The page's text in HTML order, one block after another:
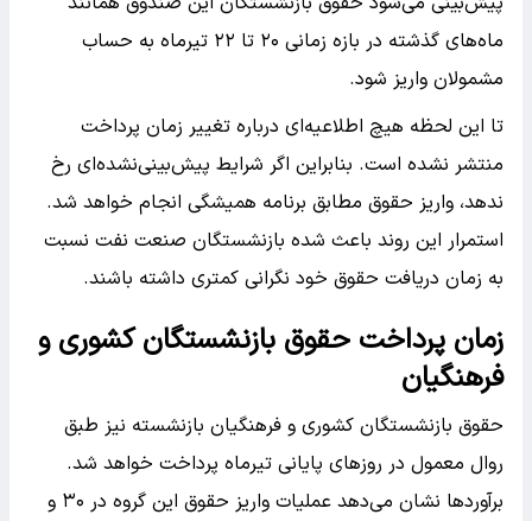
ماه‌های گذشته در بازه زمانی ۲۰ تا ۲۲ تیرماه به حساب
مشمولان واریز شود.
تا این لحظه هیچ اطلاعیه‌ای درباره تغییر زمان پرداخت
منتشر نشده است. بنابراین اگر شرایط پیش‌بینی‌نشده‌ای رخ
ندهد، واریز حقوق مطابق برنامه همیشگی انجام خواهد شد.
استمرار این روند باعث شده بازنشستگان صنعت نفت نسبت
به زمان دریافت حقوق خود نگرانی کمتری داشته باشند.
زمان پرداخت حقوق بازنشستگان کشوری و
فرهنگیان
حقوق بازنشستگان کشوری و فرهنگیان بازنشسته نیز طبق
روال معمول در روزهای پایانی تیرماه پرداخت خواهد شد.
برآوردها نشان می‌دهد عملیات واریز حقوق این گروه در ۳۰ و